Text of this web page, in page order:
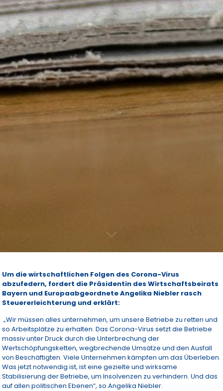
Um die wirtschaftlichen Folgen des Corona-Virus
abzufedern, fordert die Präsidentin des Wirtschaftsbeirats
Bayern und Europaabgeordnete Angelika Niebler rasch
Steuererleichterung und erklärt:
„Wir müssen alles unternehmen, um unsere Betriebe zu retten und
so Arbeitsplätze zu erhalten. Das Corona-Virus setzt die Betriebe
massiv unter Druck durch die Unterbrechung der
Wertschöpfungsketten, wegbrechende Umsätze und den Ausfall
von Beschäftigten. Viele Unternehmen kämpfen um das Überleben.
Was jetzt notwendig ist, ist eine gezielte und wirksame
Stabilisierung der Betriebe, um Insolvenzen zu verhindern. Und das
auf allen politischen Ebenen“, so Angelika Niebler.